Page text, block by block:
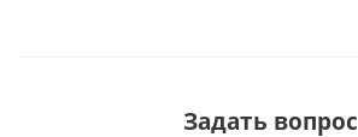
Задать вопрос